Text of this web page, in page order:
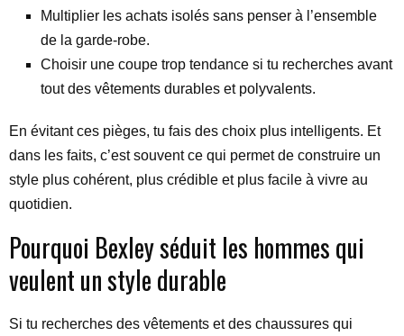
Multiplier les achats isolés sans penser à l’ensemble
de la garde-robe.
Choisir une coupe trop tendance si tu recherches avant
tout des vêtements durables et polyvalents.
En évitant ces pièges, tu fais des choix plus intelligents. Et
dans les faits, c’est souvent ce qui permet de construire un
style plus cohérent, plus crédible et plus facile à vivre au
quotidien.
Pourquoi Bexley séduit les hommes qui
veulent un style durable
Si tu recherches des vêtements et des chaussures qui